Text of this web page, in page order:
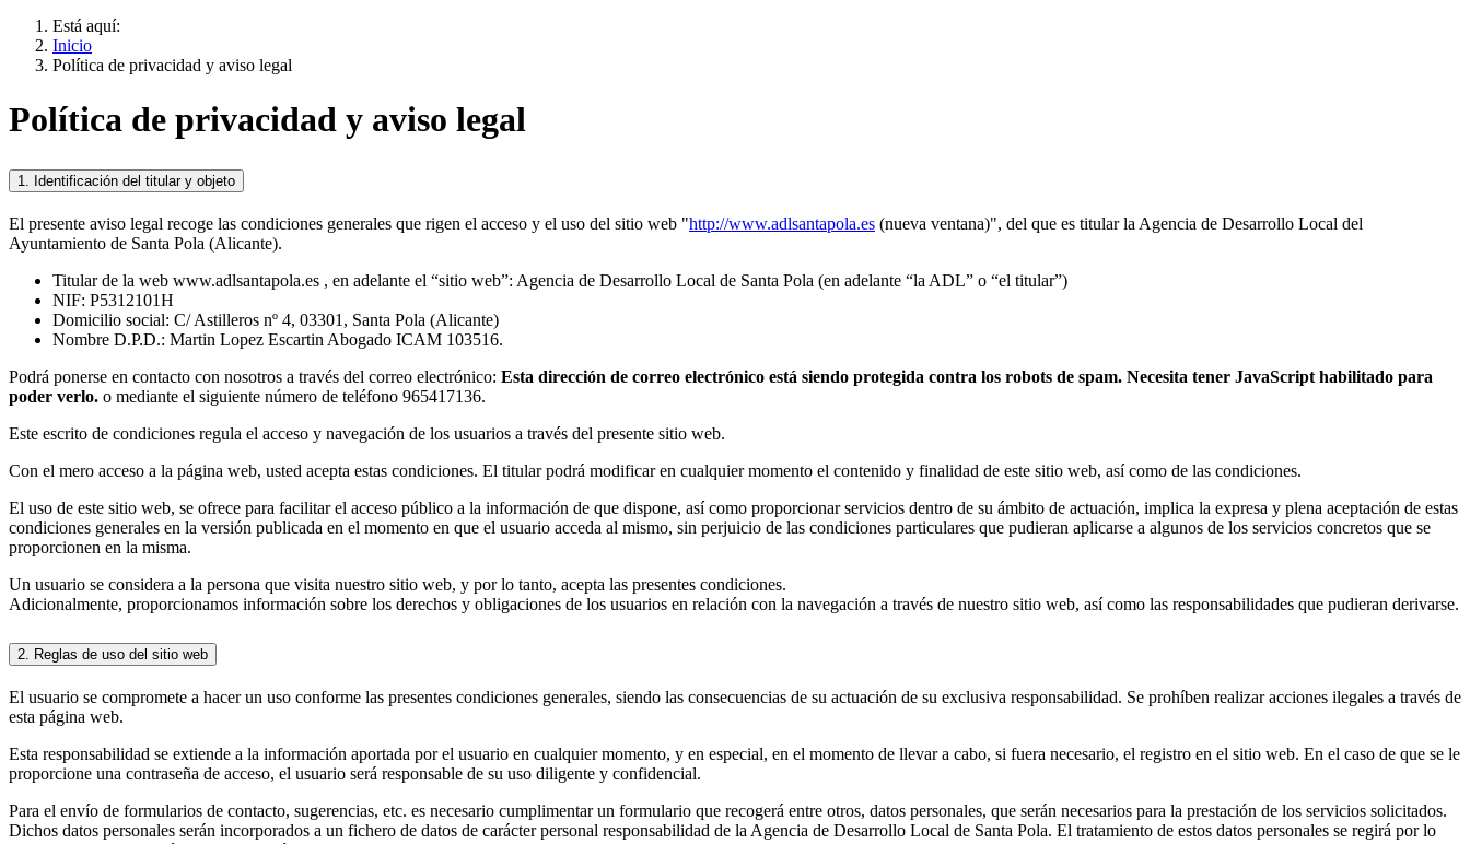
Está aquí:
Inicio
Política de privacidad y aviso legal
Política de privacidad y aviso legal
1. Identificación del titular y objeto
El presente aviso legal recoge las condiciones generales que rigen el acceso y el uso del sitio web "http://www.adlsantapola.es (nueva ventana)", del que es titular la Agencia de Desarrollo Local del
Ayuntamiento de Santa Pola (Alicante).
Titular de la web www.adlsantapola.es , en adelante el “sitio web”: Agencia de Desarrollo Local de Santa Pola (en adelante “la ADL” o “el titular”)
NIF: P5312101H
Domicilio social: C/ Astilleros nº 4, 03301, Santa Pola (Alicante)
Nombre D.P.D.: Martin Lopez Escartin Abogado ICAM 103516.
Podrá ponerse en contacto con nosotros a través del correo electrónico: Esta dirección de correo electrónico está siendo protegida contra los robots de spam. Necesita tener JavaScript habilitado para
poder verlo. o mediante el siguiente número de teléfono 965417136.
Este escrito de condiciones regula el acceso y navegación de los usuarios a través del presente sitio web.
Con el mero acceso a la página web, usted acepta estas condiciones. El titular podrá modificar en cualquier momento el contenido y finalidad de este sitio web, así como de las condiciones.
El uso de este sitio web, se ofrece para facilitar el acceso público a la información de que dispone, así como proporcionar servicios dentro de su ámbito de actuación, implica la expresa y plena aceptación de estas
condiciones generales en la versión publicada en el momento en que el usuario acceda al mismo, sin perjuicio de las condiciones particulares que pudieran aplicarse a algunos de los servicios concretos que se
proporcionen en la misma.
Un usuario se considera a la persona que visita nuestro sitio web, y por lo tanto, acepta las presentes condiciones.
Adicionalmente, proporcionamos información sobre los derechos y obligaciones de los usuarios en relación con la navegación a través de nuestro sitio web, así como las responsabilidades que pudieran derivarse.
2. Reglas de uso del sitio web
El usuario se compromete a hacer un uso conforme las presentes condiciones generales, siendo las consecuencias de su actuación de su exclusiva responsabilidad. Se prohíben realizar acciones ilegales a través de
esta página web.
Esta responsabilidad se extiende a la información aportada por el usuario en cualquier momento, y en especial, en el momento de llevar a cabo, si fuera necesario, el registro en el sitio web. En el caso de que se le
proporcione una contraseña de acceso, el usuario será responsable de su uso diligente y confidencial.
Para el envío de formularios de contacto, sugerencias, etc. es necesario cumplimentar un formulario que recogerá entre otros, datos personales, que serán necesarios para la prestación de los servicios solicitados.
Dichos datos personales serán incorporados a un fichero de datos de carácter personal responsabilidad de la Agencia de Desarrollo Local de Santa Pola. El tratamiento de estos datos personales se regirá por lo